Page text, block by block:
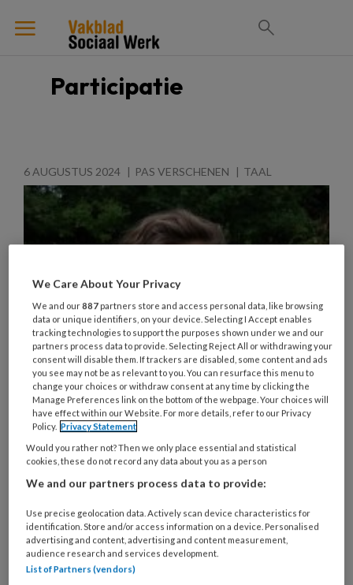
Participatie
6 AUGUSTUS 2024 PAS VERSCHENEN TAAL
Gastcolumn Gebarentaal en
anderstalige doven
Stelt u zich eens voor dat u en ik met andere
mensen in een trein zitten om van plaats A naar B
te komen. In de trein, die symbool staat voor onze
samenleving, is toegankelijkheid tot taal en
daarmee tot informatie cruciaal. Voor
anderstalige doven is deze toegang vaak helemaal
We Care About Your Privacy
We and our887 partners store and access personal data, like browsing
data or unique identifiers, on your device. Selecting I Accept enables
tracking technologies to support the purposes shown under we and our
partners process data to provide. Selecting Reject All or withdrawing your
consent will disable them. If trackers are disabled, some content and ads
you see may not be as relevant to you. You can resurface this menu to
change your choices or withdraw consent at any time by clicking the
Manage Preferences link on the bottom of the webpage. Your choices will
have effect within our Website. For more details, refer to our Privacy
Policy. Privacy Statement
Would you rather not? Then we only place essential and statistical
cookies, these do not record any data about you as a person
We and our partners process data to provide:
Use precise geolocation data. Actively scan device characteristics for
identification. Store and/or access information on a device. Personalised
advertising and content, advertising and content measurement,
audience research and services development.
List of Partners (vendors)